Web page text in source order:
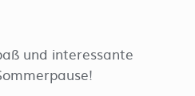
und interessante